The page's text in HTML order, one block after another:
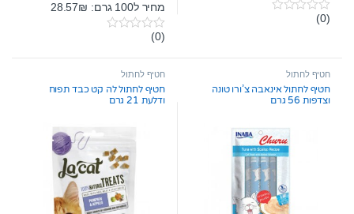
0
f
5
(0)
מחיר ל100 גרם: 28.57₪
0
t
f
5
(0)
חטיף לחתול
חטיף לחתול אינאבה צ’ורו טונה
וצדפות 56 גרם
חטיף לחתול
חטיף לחתול לה קט כבד תפוח
ודלעת 21 גרם